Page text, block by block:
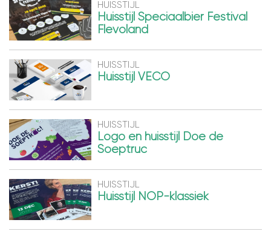
HUISSTIJL
Huisstijl Speciaalbier Festival
Flevoland
HUISSTIJL
Huisstijl VECO
HUISSTIJL
Logo en huisstijl Doe de
Soeptruc
HUISSTIJL
Huisstijl NOP-klassiek